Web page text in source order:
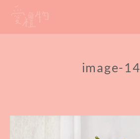
image-14